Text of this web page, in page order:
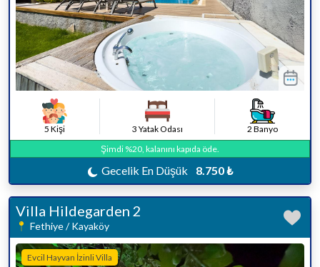
5 Kişi 3 Yatak Odası
2 Banyo
Şimdi %20, kalanını kapıda öde.
Gecelik En Düşük 8.750 ₺
Villa Hildegarden 2
Fethiye / Kayaköy
Evcil Hayvan İzinli Villa